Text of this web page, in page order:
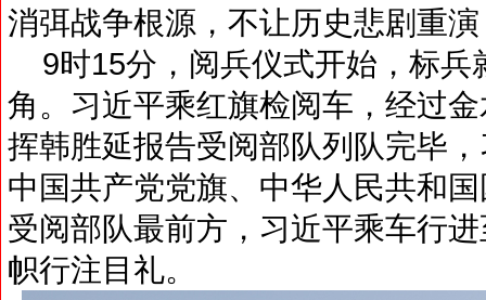
消弭战争根源，不让历史悲剧重
9时15分，阅兵仪式开始，标兵
角。习近平乘红旗检阅车，经过
挥韩胜延报告受阅部队列队完毕
中国共产党党旗、中华人民共和
受阅部队最前方，习近平乘车行
帜行注目礼。